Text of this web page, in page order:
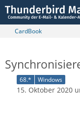
CardBook
68.* Windows
15. Oktober 2020